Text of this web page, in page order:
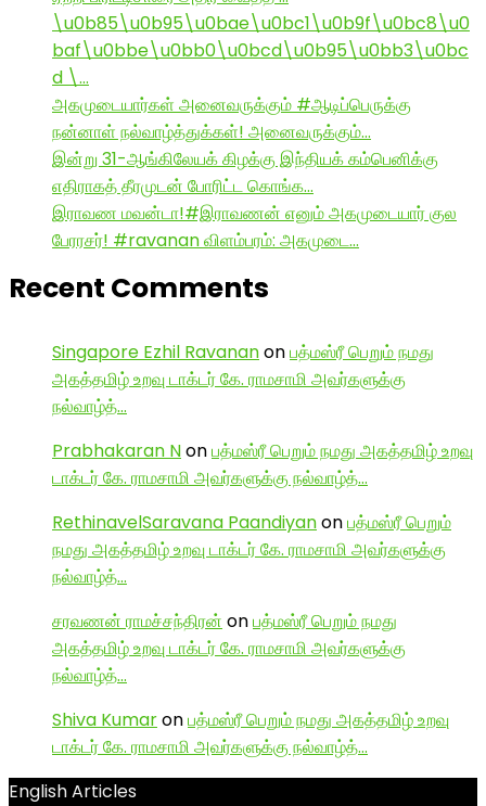
\u0b85\u0b95\u0bae\u0bc1\u0b9f\u0bc8\u0
baf\u0bbe\u0bb0\u0bcd\u0b95\u0bb3\u0bc
d \…
அகமுடையார்கள் அனைவருக்கும் #ஆடிப்பெருக்கு
நன்னாள் நல்வாழ்த்துக்கள்! அனைவருக்கும்…
இன்று 31-ஆங்கிலேயக் கிழக்கு இந்தியக் கம்பெனிக்கு
எதிராகத் தீரமுடன் போரிட்ட கொங்க…
இராவண மவன்டா!#இராவணன் எனும் அகமுடையார் குல
பேரரசர்! #ravanan விளம்பரம்: அகமுடை…
Recent Comments
Singapore Ezhil Ravananonபத்மஸ்ரீ பெறும் நமது
அகத்தமிழ் உறவு டாக்டர் கே. ராமசாமி அவர்களுக்கு
நல்வாழ்த்…
Prabhakaran Nonபத்மஸ்ரீ பெறும் நமது அகத்தமிழ் உறவு
டாக்டர் கே. ராமசாமி அவர்களுக்கு நல்வாழ்த்…
RethinavelSaravana Paandiyanonபத்மஸ்ரீ பெறும்
நமது அகத்தமிழ் உறவு டாக்டர் கே. ராமசாமி அவர்களுக்கு
நல்வாழ்த்…
சரவணன் ராமச்சந்திரன் onபத்மஸ்ரீ பெறும் நமது
அகத்தமிழ் உறவு டாக்டர் கே. ராமசாமி அவர்களுக்கு
நல்வாழ்த்…
Shiva Kumaronபத்மஸ்ரீ பெறும் நமது அகத்தமிழ் உறவு
டாக்டர் கே. ராமசாமி அவர்களுக்கு நல்வாழ்த்…
English Articles